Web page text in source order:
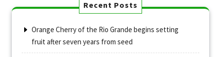
Recent Posts
Orange Cherry of the Rio Grande begins setting
fruit after seven years from seed